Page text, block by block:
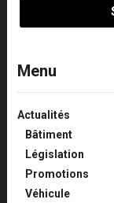
Menu
Actualités
Bâtiment
Législation
Promotions
Véhicule